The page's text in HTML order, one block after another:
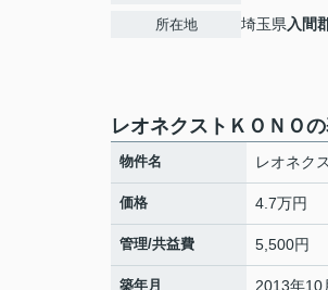
所在地 埼玉県 入間
レオネクストＫＯＮＯ
物件名 レオネク
価格 4.7万円
管理/共益費 5,500円
築年月 2013年10